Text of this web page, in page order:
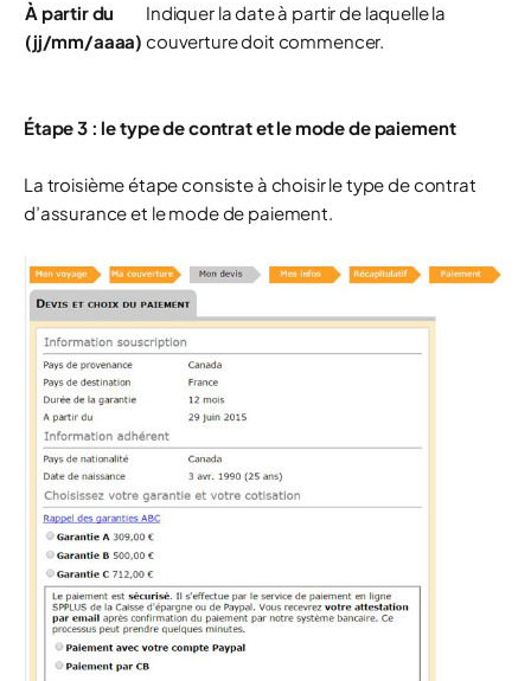
À partir du
(jj/mm/aaaa)
Indiquer la date à partir de laquelle la
couverture doit commencer.
Étape 3 : le type de contrat et le mode de paiement
La troisième étape consiste à choisir le type de contrat
d’assurance et le mode de paiement.